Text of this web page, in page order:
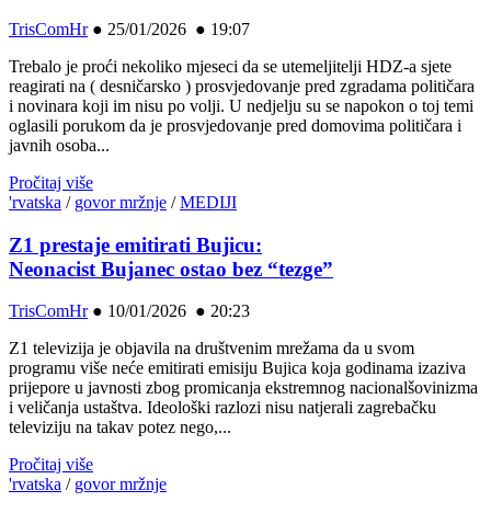
TrisComHr● 25/01/2026 ● 19:07
Trebalo je proći nekoliko mjeseci da se utemeljitelji HDZ-a sjete
reagirati na ( desničarsko ) prosvjedovanje pred zgradama političara
i novinara koji im nisu po volji. U nedjelju su se napokon o toj temi
oglasili porukom da je prosvjedovanje pred domovima političara i
javnih osoba...
Pročitaj više
'rvatska / govor mržnje /MEDIJI
Z1 prestaje emitirati Bujicu:
Neonacist Bujanec ostao bez “tezge”
TrisComHr● 10/01/2026 ● 20:23
Z1 televizija je objavila na društvenim mrežama da u svom
programu više neće emitirati emisiju Bujica koja godinama izaziva
prijepore u javnosti zbog promicanja ekstremnog nacionalšovinizma
i veličanja ustaštva. Ideološki razlozi nisu natjerali zagrebačku
televiziju na takav potez nego,...
Pročitaj više
'rvatska / govor mržnje